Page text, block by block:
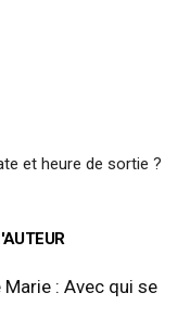
et heure de sortie ?
Marie : Avec qui se